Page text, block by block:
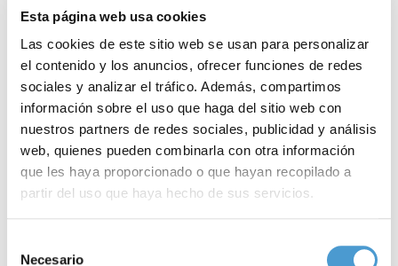
Esta página web usa cookies
Las cookies de este sitio web se usan para personalizar
el contenido y los anuncios, ofrecer funciones de redes
sociales y analizar el tráfico. Además, compartimos
información sobre el uso que haga del sitio web con
nuestros partners de redes sociales, publicidad y análisis
web, quienes pueden combinarla con otra información
que les haya proporcionado o que hayan recopilado a
partir del uso que haya hecho de sus servicios.
de cookies
Necesario
patología y qué es la dieta sin gluten. En definitiva,
convirtiéndose en un eslabón fundamentalde la cadena”.
Una cadena en la que, igualmente, lospacientesen particular y la
sociedad en general son eslabones imprescindibles. Por ello,
FACE anima a la población a poner laimagende la campaña